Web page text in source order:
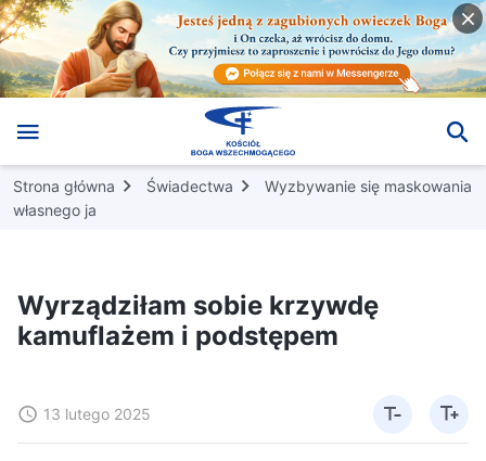
Strona główna Świadectwa
Wyzbywanie się maskowania
własnego ja
Wyrządziłam sobie krzywdę
kamuflażem i podstępem
13 lutego 2025